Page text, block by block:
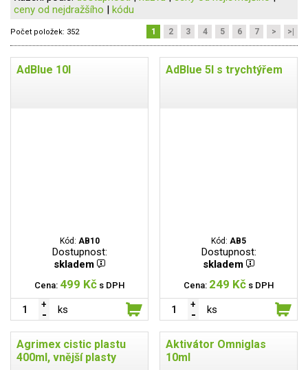
ceny od nejdražšího | kódu
Počet položek: 352 1 2 3 4 5 6 7 > >|
AdBlue 10l
Kód: AB10
Dostupnost:
skladem
Cena: 499 Kč s DPH
ks
AdBlue 5l s trychtýřem
Kód: AB5
Dostupnost:
skladem
Cena: 249 Kč s DPH
ks
Agrimex cistic plastu
400ml, vnější plasty
Aktivátor Omniglas
10ml